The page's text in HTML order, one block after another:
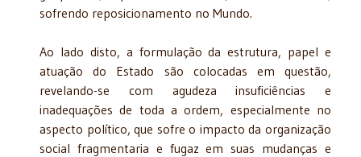
sofrendo reposicionamento no Mundo.
Ao lado disto, a formulação da estrutura, papel e
atuação do Estado são colocadas em questão,
revelando-se com agudeza insuficiências e
inadequações de toda a ordem, especialmente no
aspecto político, que sofre o impacto da organização
social fragmentaria e fugaz em suas mudanças e